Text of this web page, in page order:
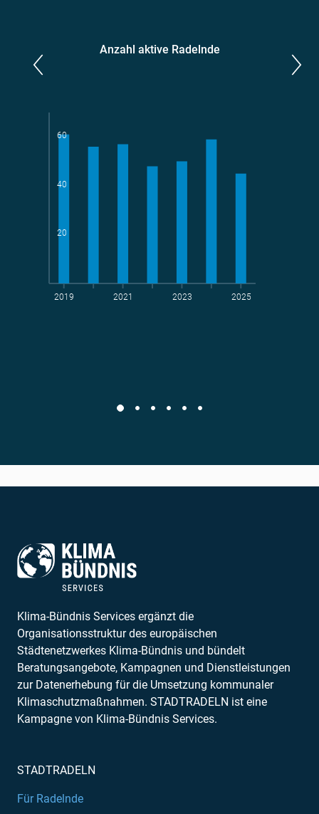
t CO -Vermeidung
Anzahl aktive Radelnde
2019 2021 2023 2025
20
40
60
Klima-Bündnis Services ergänzt die
Organisationsstruktur des europäischen
Städtenetzwerkes Klima-Bündnis und bündelt
Beratungsangebote, Kampagnen und Dienstleistungen
zur Datenerhebung für die Umsetzung kommunaler
Klimaschutzmaßnahmen. STADTRADELN ist eine
Kampagne von Klima-Bündnis Services.
STADTRADELN
Für Radelnde